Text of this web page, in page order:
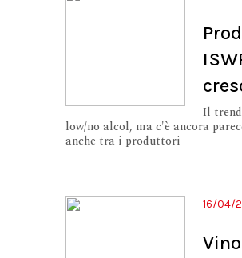
Il
low/no alcol, ma c'è ancora
anche tra i produttori
16/04/